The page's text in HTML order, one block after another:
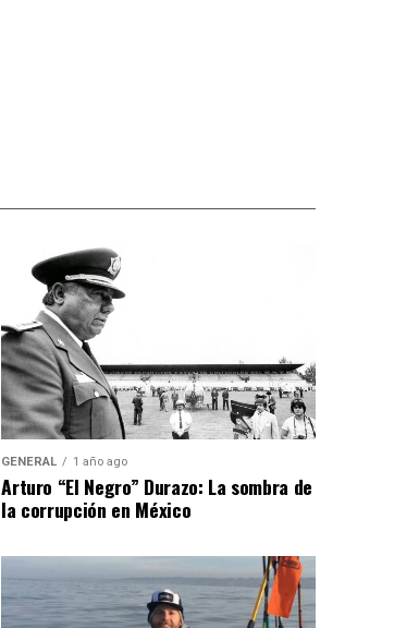
GENERAL 1 año ago
Arturo “El Negro” Durazo: La sombra de
la corrupción en México